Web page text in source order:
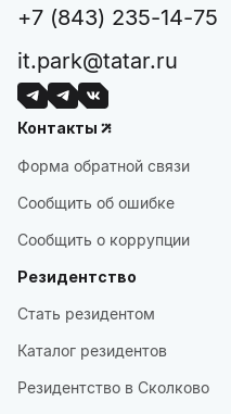
+7 (843) 235-14-75
it.park@tatar.ru
Контакты
Форма обратной связи
Сообщить об ошибке
Сообщить о коррупции
Резидентство
Стать резидентом
Каталог резидентов
Резидентство в Сколково